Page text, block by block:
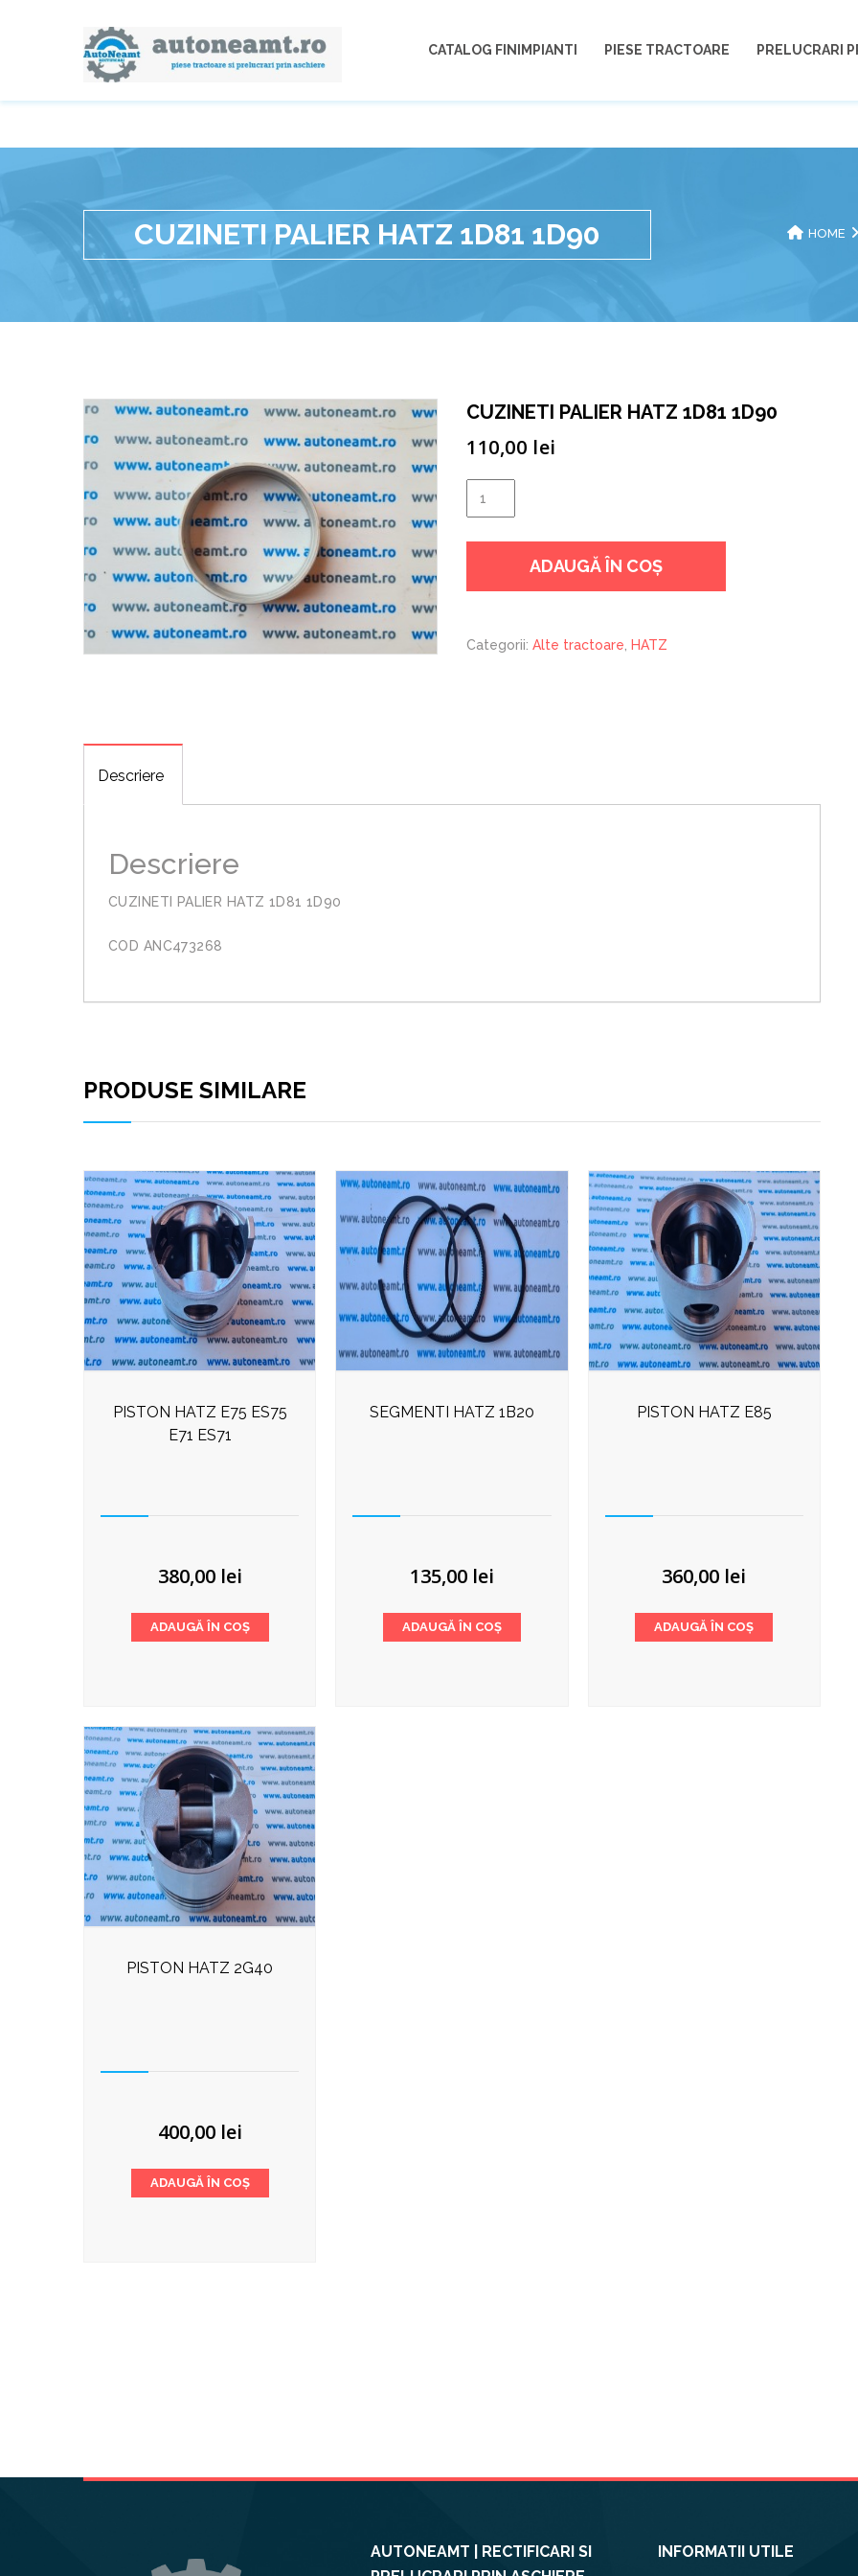
CATALOG FINIMPIANTI PIESE TRACTOARE PRELUCRARI
CUZINETI PALIER HATZ 1D81 1D90 HOME
CUZINETI PALIER HATZ 1D81 1D90
110,00 lei
CUZINETI
PALIER
1D81
ADAUGĂ ÎN COȘ
Categorii: Alte tractoare HATZ
Descriere
Descriere
CUZINETI PALIER HATZ 1D81 1D90
COD ANC473268
PRODUSE SIMILARE
PISTON HATZ E75 ES75
E71 ES71
380,00 lei
ADAUGĂ ÎN COȘ
SEGMENTI HATZ 1B20
135,00 lei
ADAUGĂ ÎN COȘ
PISTON HATZ E85
360,00 lei
ADAUGĂ ÎN COȘ
PISTON HATZ 2G40
400,00 lei
ADAUGĂ ÎN COȘ
AUTONEAMT | RECTIFICARI SI
INFORMATII UTILE